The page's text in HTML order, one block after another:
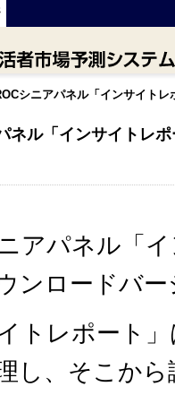
シニアパネル「インサイト
ネル「インサイトレ
アパネル「
ンロードバ
イトレポート
し、そこか